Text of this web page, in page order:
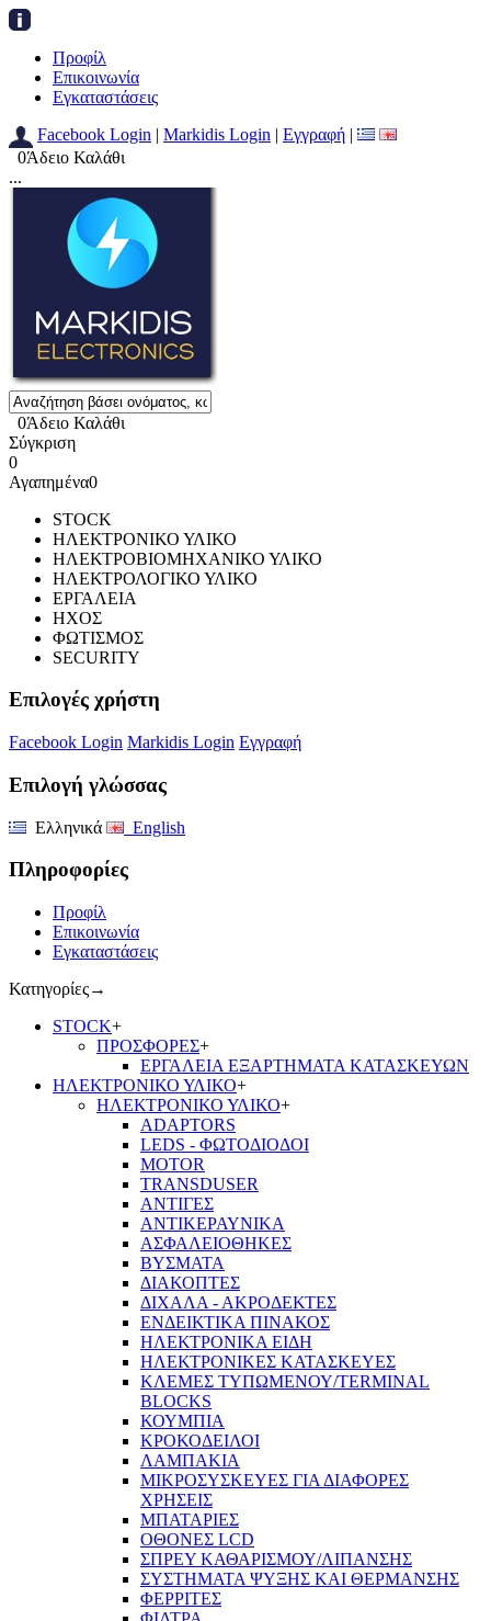
Προφίλ
Επικοινωνία
Εγκαταστάσεις
Facebook Login | Markidis Login | Εγγραφή |
0Άδειο Καλάθι
...
0Άδειο Καλάθι
Σύγκριση
0
Αγαπημένα0
STOCK
ΗΛΕΚΤΡΟΝΙΚΟ ΥΛΙΚΟ
ΗΛΕΚΤΡΟΒΙΟΜΗΧΑΝΙΚΟ ΥΛΙΚΟ
ΗΛΕΚΤΡΟΛΟΓΙΚΟ ΥΛΙΚΟ
ΕΡΓΑΛΕΙΑ
ΗΧΟΣ
ΦΩΤΙΣΜΟΣ
SECURITY
Επιλογές χρήστη
Facebook Login Markidis Login Εγγραφή
Επιλογή γλώσσας
Ελληνικά English
Πληροφορίες
Προφίλ
Επικοινωνία
Εγκαταστάσεις
Κατηγορίες→
STOCK+
ΠΡΟΣΦΟΡΕΣ+
ΕΡΓΑΛΕΙΑ ΕΞΑΡΤΗΜΑΤΑ ΚΑΤΑΣΚΕΥΩΝ
ΗΛΕΚΤΡΟΝΙΚΟ ΥΛΙΚΟ+
ΗΛΕΚΤΡΟΝΙΚΟ ΥΛΙΚΟ+
ADAPTORS
LEDS - ΦΩΤΟΔΙΟΔΟΙ
MOTOR
TRANSDUSER
ΑΝΤΙΓΕΣ
ΑΝΤΙΚΕΡΑΥΝΙΚΑ
ΑΣΦΑΛΕΙΟΘΗΚΕΣ
ΒΥΣΜΑΤΑ
ΔΙΑΚΟΠΤΕΣ
ΔΙΧΑΛΑ - ΑΚΡΟΔΕΚΤΕΣ
ΕΝΔΕΙΚΤΙΚΑ ΠΙΝΑΚΟΣ
ΗΛΕΚΤΡΟΝΙΚΑ ΕΙΔΗ
ΗΛΕΚΤΡΟΝΙΚΕΣ ΚΑΤΑΣΚΕΥΕΣ
ΚΛΕΜΕΣ ΤΥΠΩΜΕΝΟΥ/TERMINAL
BLOCKS
ΚΟΥΜΠΙΑ
ΚΡΟΚΟΔΕΙΛΟΙ
ΛΑΜΠΑΚΙΑ
ΜΙΚΡΟΣΥΣΚΕΥΕΣ ΓΙΑ ΔΙΑΦΟΡΕΣ
ΧΡΗΣΕΙΣ
ΜΠΑΤΑΡΙΕΣ
ΟΘΟΝΕΣ LCD
ΣΠΡΕΥ ΚΑΘΑΡΙΣΜΟΥ/ΛΙΠΑΝΣΗΣ
ΣΥΣΤΗΜΑΤΑ ΨΥΞΗΣ ΚΑΙ ΘΕΡΜΑΝΣΗΣ
ΦΕΡΡΙΤΕΣ